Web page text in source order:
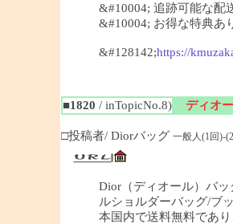
&#10004; 追跡可能な配
&#10004; お得な特典あ
&#128142;https://
■1820 / inTopicNo.8)
ディオ
□投稿者/ Diorバッグ 一般人(1回)-
Dior（ディオール）バ
ルショルダーバッグ/ブ
本国内で送料無料であ